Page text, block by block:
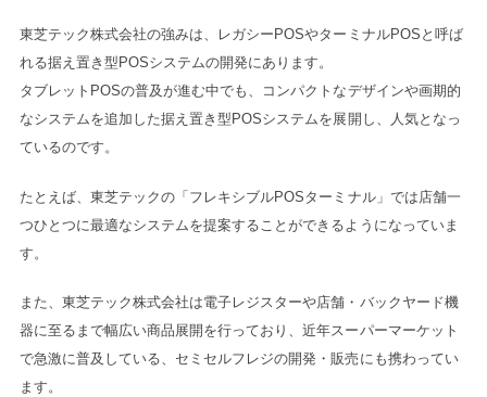
東芝テック株式会社の強みは、レガシーPOSやターミナルPOSと呼ば
れる据え置き型POSシステムの開発にあります。
タブレットPOSの普及が進む中でも、コンパクトなデザインや画期的
なシステムを追加した据え置き型POSシステムを展開し、人気となっ
ているのです。
たとえば、東芝テックの「フレキシブルPOSターミナル」では店舗一
つひとつに最適なシステムを提案することができるようになっていま
す。
また、東芝テック株式会社は電子レジスターや店舗・バックヤード機
器に至るまで幅広い商品展開を行っており、近年スーパーマーケット
で急激に普及している、セミセルフレジの開発・販売にも携わってい
ます。